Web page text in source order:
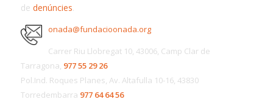
de denúncies.
onada@fundacioonada.org
Carrer Riu Llobregat 10, 43006, Camp Clar de
Tarragona, 977 55 29 26
Pol.Ind. Roques Planes, Av. Altafulla 10-16, 43830
Torredembarra 977 64 64 56